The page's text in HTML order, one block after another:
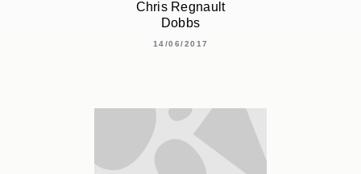
Chris Regnault
Dobbs
14/06/2017